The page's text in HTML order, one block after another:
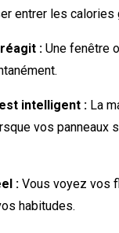
entrer les calories
: Une fenêtre
intelligent : La
vos panneaux
: Vous voyez vos
habitudes.